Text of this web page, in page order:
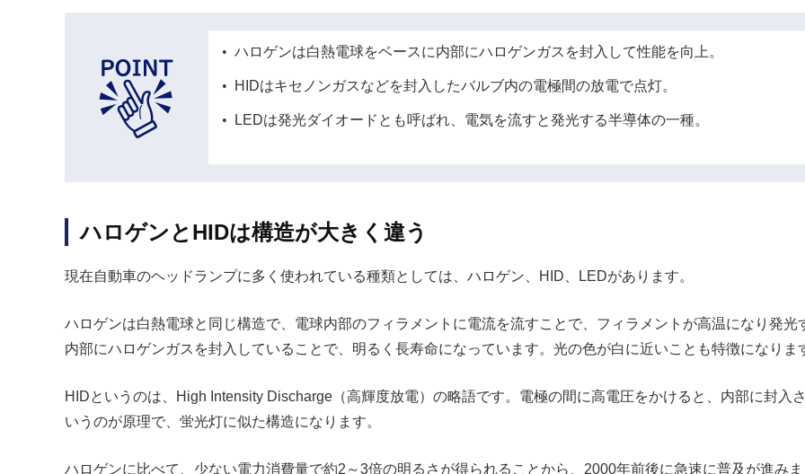
ハロゲンは白熱電球をベースに内部にハロゲンガスを封入して性能を向上。
HIDはキセノンガスなどを封入したバルブ内の電極間の放電で点灯。
LEDは発光ダイオードとも呼ばれ、電気を流すと発光する半導体の一種。
ハロゲンとHIDは構造が大きく違う
現在自動車のヘッドランプに多く使われている種類としては、ハロゲン、HID、LEDがあります。
ハロゲンは白熱電球と同じ構造で、電球内部のフィラメントに電流を流すことで、フィラメントが高温になり発
内部にハロゲンガスを封入していることで、明るく長寿命になっています。光の色が白に近いことも特徴になりま
HIDというのは、High Intensity Discharge（高輝度放電）の略語です。電極の間に高電圧をかけると、内部に封入
いうのが原理で、蛍光灯に似た構造になります。
ハロゲンに比べて、少ない電力消費量で約2～3倍の明るさが得られることから、2000年前後に急速に普及が進み